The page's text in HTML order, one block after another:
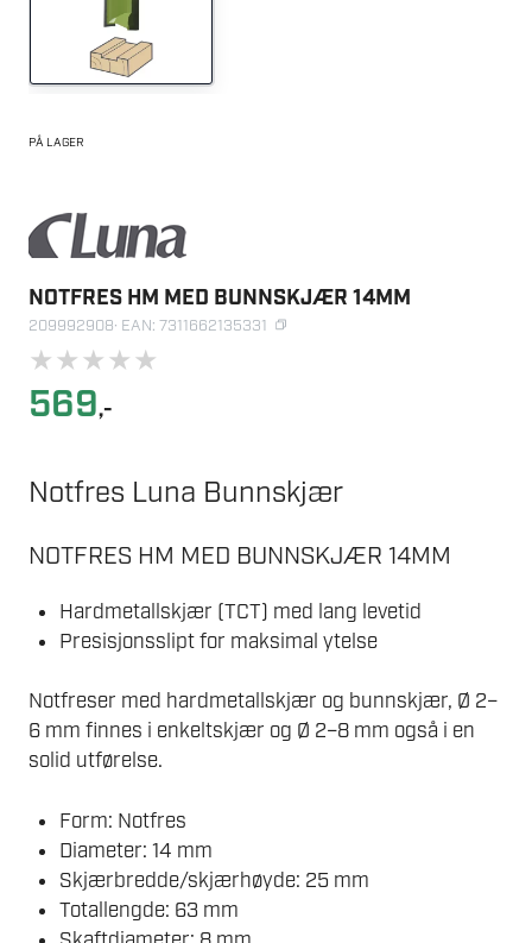
PÅ LAGER
NOTFRES HM MED BUNNSKJÆR 14MM
209992908· EAN: 7311662135331
★★★★★
569,-
Notfres Luna Bunnskjær
NOTFRES HM MED BUNNSKJÆR 14MM
Hardmetallskjær (TCT) med lang levetid
Presisjonsslipt for maksimal ytelse
Notfreser med hardmetallskjær og bunnskjær, Ø 2–
6 mm finnes i enkeltskjær og Ø 2–8 mm også i en
solid utførelse.
Form: Notfres
Diameter: 14 mm
Skjærbredde/skjærhøyde: 25 mm
Totallengde: 63 mm